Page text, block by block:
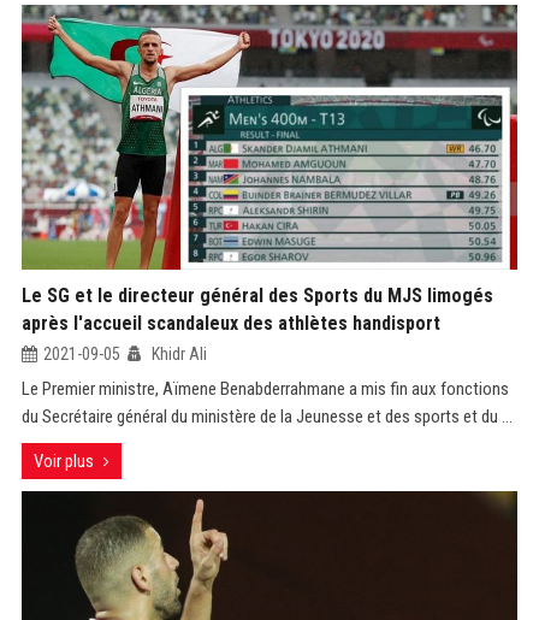
Le SG et le directeur général des Sports du MJS limogés
après l'accueil scandaleux des athlètes handisport
2021-09-05 Khidr Ali
Le Premier ministre, Aïmene Benabderrahmane a mis fin aux fonctions
du Secrétaire général du ministère de la Jeunesse et des sports et du ...
Voir plus